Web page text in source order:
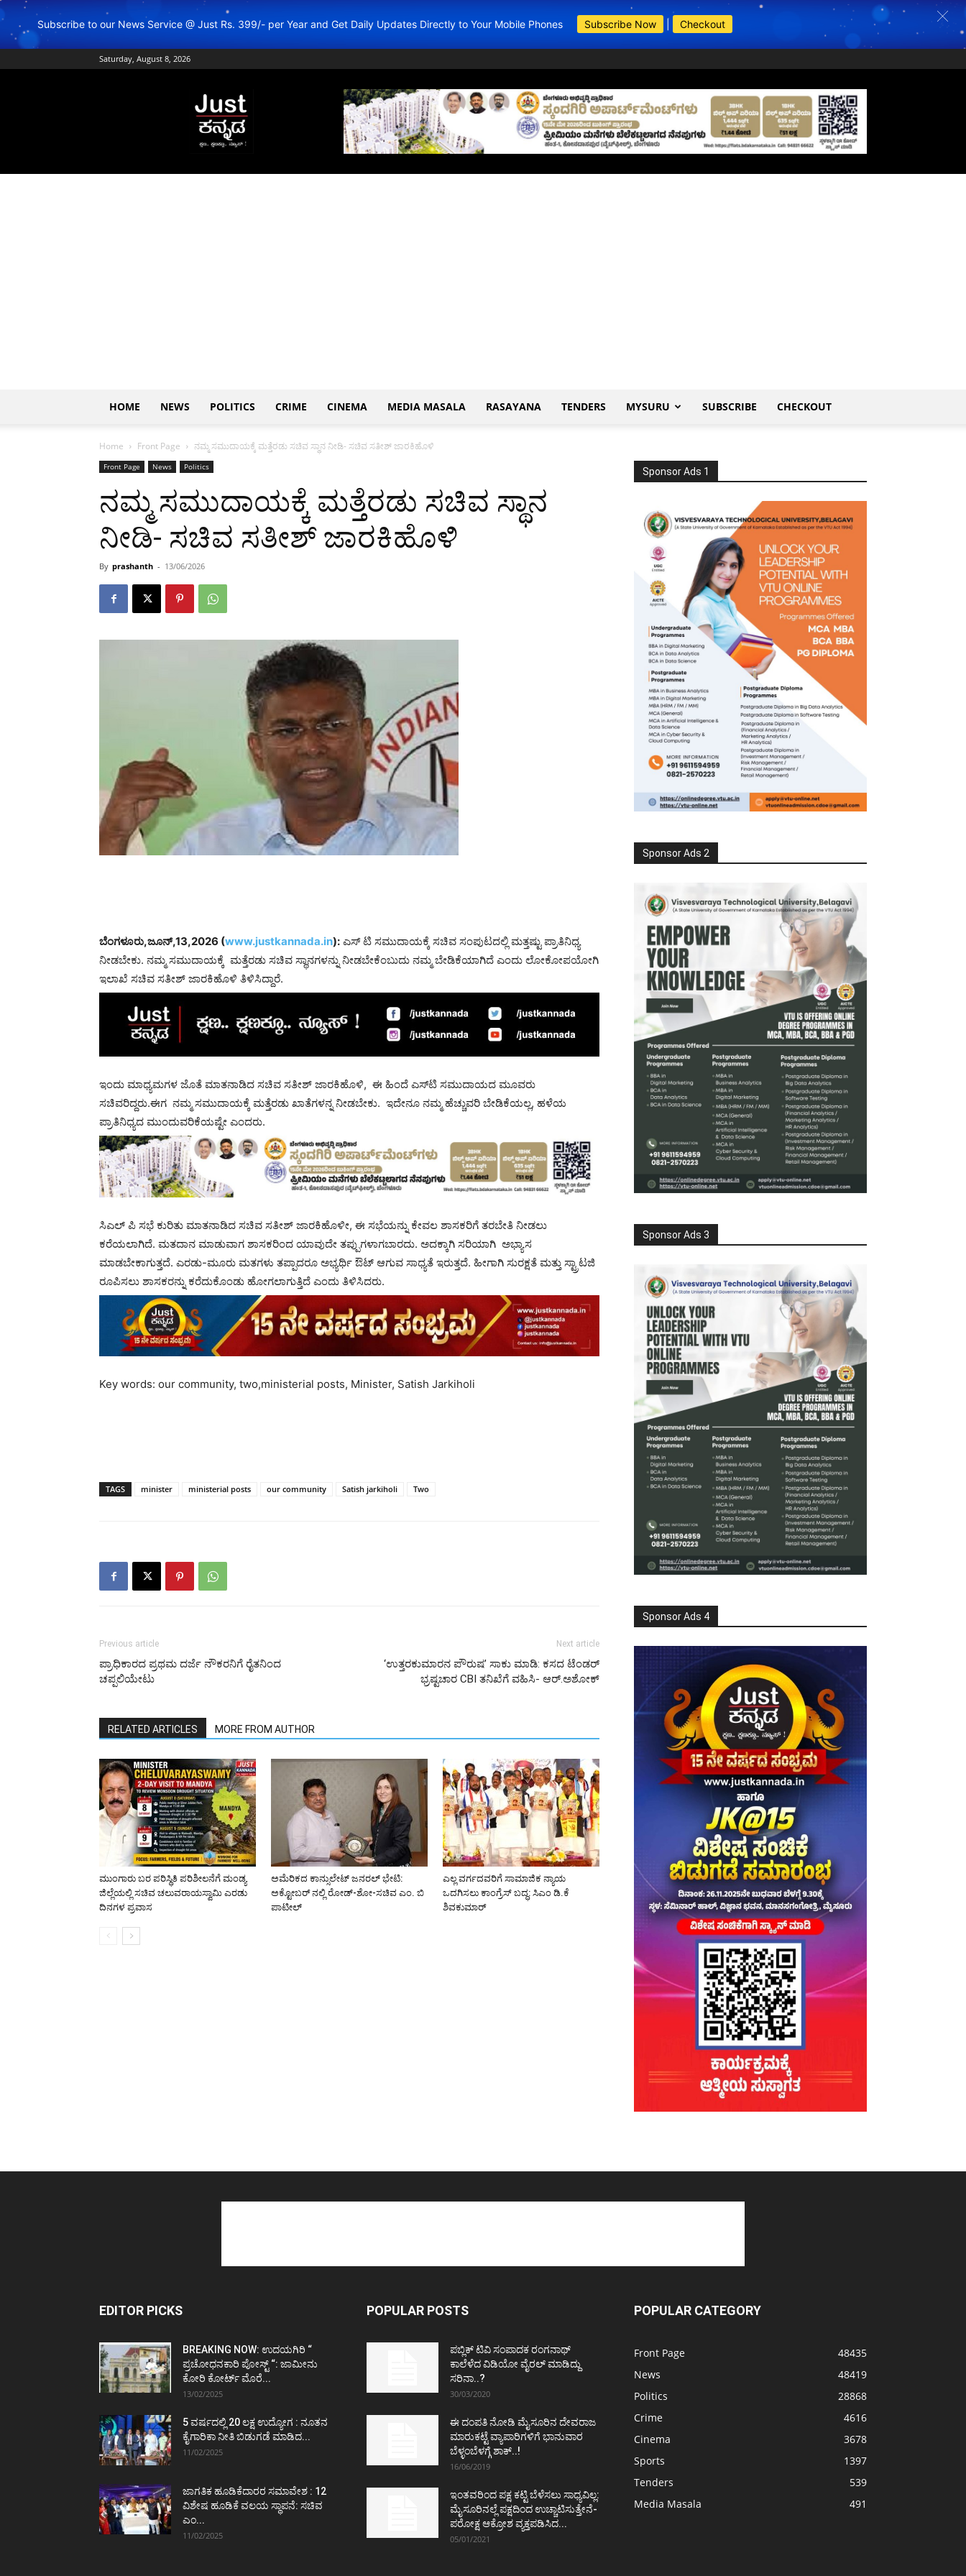
Subscribe to our News Service @ Just Rs. 399/- per Year and Get Daily Updates Directly to Your Mobile Phones Subscribe Now Checkout
Saturday, August 8, 2026
Just
Kannada
–
Online
News
ಕನ್ನಡ
BDA Apartments
HOME NEWS POLITICS CRIME CINEMA MEDIA MASALA RASAYANA TENDERS MYSURU SUBSCRIBE CHECKOUT
Home Front Page ನಮ್ಮ ಸಮುದಾಯಕ್ಕೆ ಮತ್ತೆರಡು ಸಚಿವ ಸ್ಥಾನ ನೀಡಿ- ಸಚಿವ ಸತೀಶ್ ಜಾರಕಿಹೊಳಿ
Front Page News Politics
ನಮ್ಮ ಸಮುದಾಯಕ್ಕೆ ಮತ್ತೆರಡು ಸಚಿವ ಸ್ಥಾನ
ನೀಡಿ- ಸಚಿವ ಸತೀಶ್ ಜಾರಕಿಹೊಳಿ
By prashanth - 13/06/2026
ಬೆಂಗಳೂರು,ಜೂನ್,13,2026 (www.justkannada.in): ಎಸ್‌ ಟಿ ಸಮುದಾಯಕ್ಕೆ ಸಚಿವ ಸಂಪುಟದಲ್ಲಿ ಮತ್ತಷ್ಟು ಪ್ರಾತಿನಿಧ್ಯ
ನೀಡಬೇಕು. ನಮ್ಮ ಸಮುದಾಯಕ್ಕೆ ಮತ್ತೆರಡು ಸಚಿವ ಸ್ಥಾನಗಳನ್ನು ನೀಡಬೇಕೆಂಬುದು ನಮ್ಮ ಬೇಡಿಕೆಯಾಗಿದೆ ಎಂದು ಲೋಕೋಪಯೋಗಿ
ಇಲಾಖೆ ಸಚಿವ ಸತೀಶ್ ಜಾರಕಿಹೊಳಿ ತಿಳಿಸಿದ್ದಾರೆ.
ಇಂದು ಮಾಧ್ಯಮಗಳ ಜೊತೆ ಮಾತನಾಡಿದ ಸಚಿವ ಸತೀಶ್ ಜಾರಕಿಹೊಳಿ, ಈ ಹಿಂದೆ ಎಸ್‌ಟಿ ಸಮುದಾಯದ ಮೂವರು
ಸಚಿವರಿದ್ದರು.ಈಗ ನಮ್ಮ ಸಮುದಾಯಕ್ಕೆ ಮತ್ತೆರಡು ಖಾತೆಗಳನ್ನ ನೀಡಬೇಕು. ಇದೇನೂ ನಮ್ಮ ಹೆಚ್ಚುವರಿ ಬೇಡಿಕೆಯಲ್ಲ, ಹಳೆಯ
ಪ್ರಾತಿನಿಧ್ಯದ ಮುಂದುವರಿಕೆಯಷ್ಟೇ ಎಂದರು.
ಸಿಎಲ್ ಪಿ ಸಭೆ ಕುರಿತು ಮಾತನಾಡಿದ ಸಚಿವ ಸತೀಶ್ ಜಾರಕಿಹೊಳೀ, ಈ ಸಭೆಯನ್ನು ಕೇವಲ ಶಾಸಕರಿಗೆ ತರಬೇತಿ ನೀಡಲು
ಕರೆಯಲಾಗಿದೆ. ಮತದಾನ ಮಾಡುವಾಗ ಶಾಸಕರಿಂದ ಯಾವುದೇ ತಪ್ಪುಗಳಾಗಬಾರದು. ಅದಕ್ಕಾಗಿ ಸರಿಯಾಗಿ ಅಭ್ಯಾಸ
ಮಾಡಬೇಕಾಗುತ್ತದೆ. ಎರಡು-ಮೂರು ಮತಗಳು ತಪ್ಪಾದರೂ ಅಭ್ಯರ್ಥಿ ಔಟ್ ಆಗುವ ಸಾಧ್ಯತೆ ಇರುತ್ತದೆ. ಹೀಗಾಗಿ ಸುರಕ್ಷತೆ ಮತ್ತು ಸ್ಟ್ರಾಟಜಿ
ರೂಪಿಸಲು ಶಾಸಕರನ್ನು ಕರೆದುಕೊಂಡು ಹೋಗಲಾಗುತ್ತಿದೆ ಎಂದು ತಿಳಿಸಿದರು.
Key words: our community, two,ministerial posts, Minister, Satish Jarkiholi
TAGS minister ministerial posts our community Satish jarkiholi Two
Previous article
ಪ್ರಾಧಿಕಾರದ ಪ್ರಥಮ ದರ್ಜೆ ನೌಕರನಿಗೆ ರೈತನಿಂದ
ಚಪ್ಪಲಿಯೇಟು
Next article
‘ಉತ್ತರಕುಮಾರನ ಪೌರುಷ’ ಸಾಕು ಮಾಡಿ: ಕಸದ ಟೆಂಡರ್‌
ಭ್ರಷ್ಟಚಾರ CBI ತನಿಖೆಗೆ ವಹಿಸಿ- ಆರ್.ಅಶೋಕ್
RELATED ARTICLES MORE FROM AUTHOR
ಮುಂಗಾರು ಬರ ಪರಿಸ್ಥಿತಿ ಪರಿಶೀಲನೆಗೆ ಮಂಡ್ಯ
ಜಿಲ್ಲೆಯಲ್ಲಿ ಸಚಿವ ಚಲುವರಾಯಸ್ವಾಮಿ ಎರಡು
ದಿನಗಳ ಪ್ರವಾಸ
ಅಮೆರಿಕದ ಕಾನ್ಸುಲೇಟ್ ಜನರಲ್ ಭೇಟಿ:
ಅಕ್ಟೋಬರ್ ನಲ್ಲಿ ರೋಡ್-ಶೋ-ಸಚಿವ ಎಂ. ಬಿ
ಪಾಟೀಲ್
ಎಲ್ಲ ವರ್ಗದವರಿಗೆ ಸಾಮಾಜಿಕ ನ್ಯಾಯ
ಒದಗಿಸಲು ಕಾಂಗ್ರೆಸ್ ಬದ್ಧ: ಸಿಎಂ ಡಿ.ಕೆ
ಶಿವಕುಮಾರ್
Sponsor Ads 1
Sponsor Ads 2
Sponsor Ads 3
Sponsor Ads 4
EDITOR PICKS
BREAKING NOW: ಉದಯಗಿರಿ “
ಪ್ರಚೋಧನಕಾರಿ ಪೋಸ್ಟ್‌ “: ಜಾಮೀನು
ಕೋರಿ ಕೋರ್ಟ್‌ ಮೊರೆ...
13/02/2025
5 ವರ್ಷದಲ್ಲಿ 20 ಲಕ್ಷ ಉದ್ಯೋಗ : ನೂತನ
ಕೈಗಾರಿಕಾ ನೀತಿ ಬಿಡುಗಡೆ ಮಾಡಿದ...
11/02/2025
ಜಾಗತಿಕ ಹೂಡಿಕೆದಾರರ ಸಮಾವೇಶ : 12
ವಿಶೇಷ ಹೂಡಿಕೆ ವಲಯ ಸ್ಥಾಪನೆ: ಸಚಿವ
ಎಂ...
11/02/2025
POPULAR POSTS
ಪಬ್ಲಿಕ್ ಟಿವಿ ಸಂಪಾದಕ ರಂಗನಾಥ್
ಕಾಲೆಳೆದ ವಿಡಿಯೋ ವೈರಲ್ ಮಾಡಿದ್ದು
ಸರಿನಾ..?
30/03/2020
ಈ ದಂಪತಿ ನೋಡಿ ಮೈಸೂರಿನ ದೇವರಾಜ
ಮಾರುಕಟ್ಟೆ ವ್ಯಾಪಾರಿಗಳಿಗೆ ಭಾನುವಾರ
ಬೆಳ್ಳಂಬೆಳಗ್ಗೆ ಶಾಕ್..!
16/06/2019
ಇಂತವರಿಂದ ಪಕ್ಷ ಕಟ್ಟಿ ಬೆಳೆಸಲು ಸಾಧ್ಯವಿಲ್ಲ:
ಮೈಸೂರಿನಲ್ಲೆ ಪಕ್ಷದಿಂದ ಉಚ್ಚಾಟಿಸುತ್ತೇನೆ-
ಪರೋಕ್ಷ ಆಕ್ರೋಶ ವ್ಯಕ್ತಪಡಿಸಿದ...
05/01/2021
POPULAR CATEGORY
Front Page
48435
News
48419
Politics
28868
Crime
4616
Cinema
3678
Sports
1397
Tenders
539
Media Masala
491